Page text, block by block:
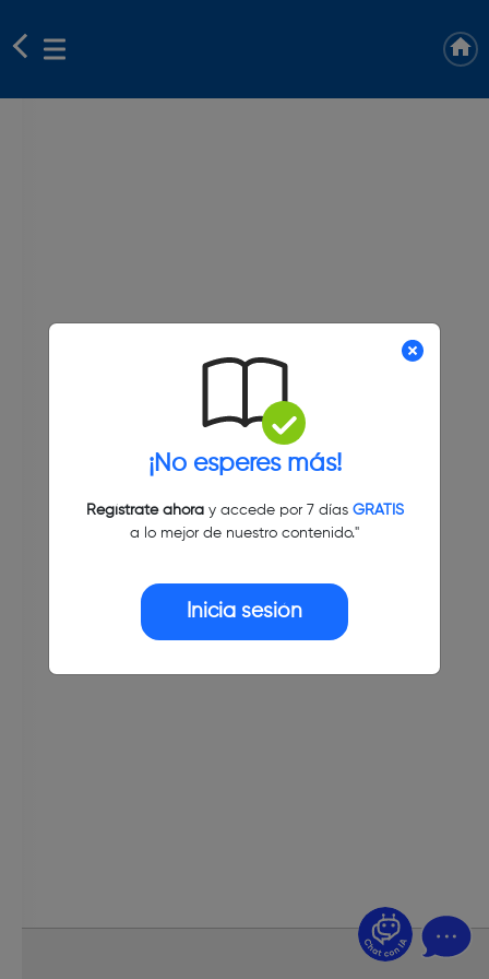
¡No esperes más!
Regístrate ahoray accede por 7 días GRATIS
a lo mejor de nuestro contenido."
Inicia sesión